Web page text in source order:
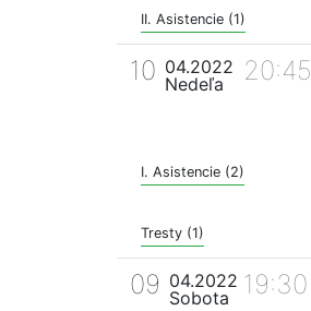
II. Asistencie (1)
10 04.2022
Nedeľa
20:45
I. Asistencie (2)
Tresty (1)
09 04.2022
Sobota
19:30